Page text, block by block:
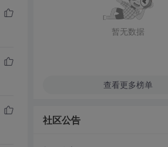
暂无数据
查看更多榜单
社区公告